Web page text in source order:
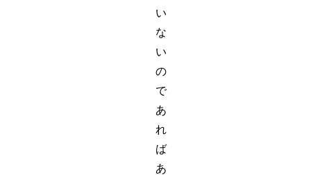
い
な
い
の
で
あ
れ
ば
あ